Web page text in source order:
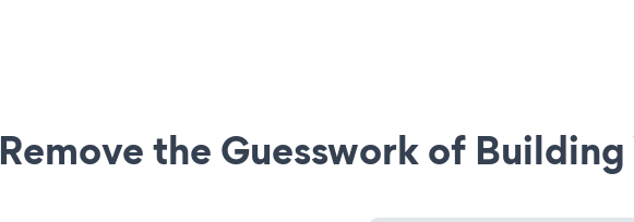
Remove the Guesswork of Building